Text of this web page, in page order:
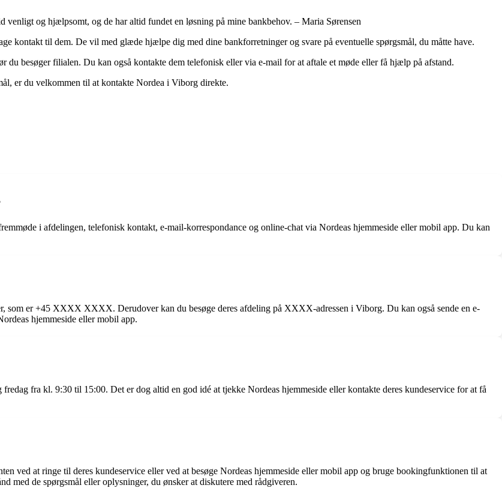
venligt og hjælpsomt, og de har altid fundet en løsning på mine bankbehov. – Maria Sørensen
kontakt til dem. De vil med glæde hjælpe dig med dine bankforretninger og svare på eventuelle spørgsmål, du måtte have.
besøger filialen. Du kan også kontakte dem telefonisk eller via e-mail for at aftale et møde eller få hjælp på afstand.
er du velkommen til at kontakte Nordea i Viborg direkte.
i afdelingen, telefonisk kontakt, e-mail-korrespondance og online-chat via Nordeas hjemmeside eller mobil app. Du kan
som er +45 XXXX XXXX. Derudover kan du besøge deres afdeling på XXXX-adressen i Viborg. Du kan også sende en e-
hjemmeside eller mobil app.
fra kl. 9:30 til 15:00. Det er dog altid en god idé at tjekke Nordeas hjemmeside eller kontakte deres kundeservice for at få
ved at ringe til deres kundeservice eller ved at besøge Nordeas hjemmeside eller mobil app og bruge bookingfunktionen til at
med de spørgsmål eller oplysninger, du ønsker at diskutere med rådgiveren.